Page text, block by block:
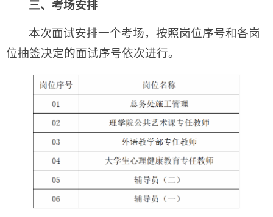
三、考场安排
本次面试安排一个考场，按照岗位序号和各岗
位抽签决定的面试序号依次进行。